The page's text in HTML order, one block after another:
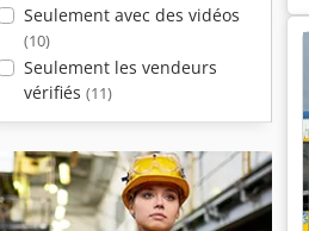
Seulement avec des vidéos
(10)
Seulement les vendeurs
vérifiés (11)